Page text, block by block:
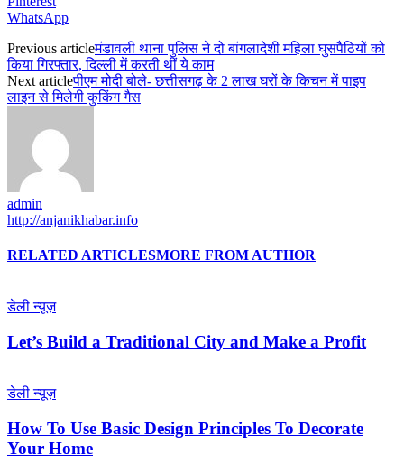
WhatsApp
Previous articleमंडावली थाना पुलिस ने दो बांगलादेशी महिला घुसपैठियों को
किया गिरफ्तार, दिल्ली में करती थीं ये काम
Next articleपीएम मोदी बोले- छत्तीसगढ़ के 2 लाख घरों के किचन में पाइप
लाइन से मिलेगी कुकिंग गैस
admin
http://anjanikhabar.info
RELATED ARTICLESMORE FROM AUTHOR
डेली न्यूज़
Let’s Build a Traditional City and Make a Profit
डेली न्यूज़
How To Use Basic Design Principles To Decorate
Your Home